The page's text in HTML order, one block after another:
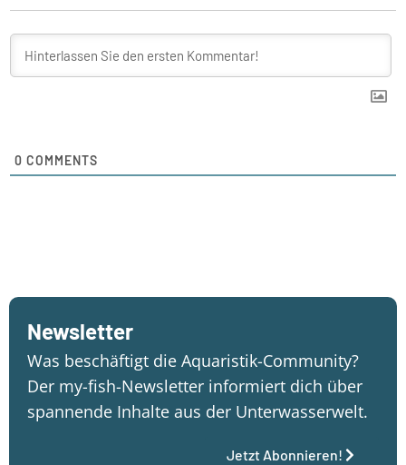
0 COMMENTS
Newsletter
Was beschäftigt die Aquaristik-Community?
Der my-fish-Newsletter informiert dich über
spannende Inhalte aus der Unterwasserwelt.
Jetzt Abonnieren!